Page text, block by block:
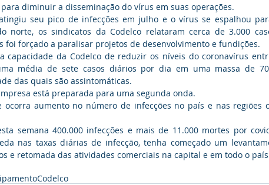
diminuir a disseminação do vírus em suas operações.
seu pico de infecções em julho e o vírus se espalhou
norte, os sindicatos da Codelco relataram cerca de 3.000
foi forçado a paralisar projetos de desenvolvimento e fundições.
capacidade da Codelco de reduzir os níveis do coronavírus
média de sete casos diários por dia em uma massa de
das quais são assintomáticas.
está preparada para uma segunda onda.
ocorra aumento no número de infecções no país e nas regiões
semana 400.000 infecções e mais de 11.000 mortes por
nas taxas diárias de infecção, tenha começado um
e retomada das atividades comerciais na capital e em todo o
Codelco